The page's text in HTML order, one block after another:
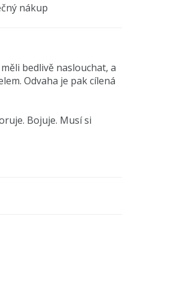
nákup
bedlivě naslouchat, a
Odvaha je pak cílená
Bojuje. Musí si
děsivé náklady